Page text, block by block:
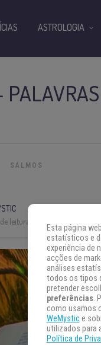
SALMOS
leitura:
ASTROLOGIA
Esta página
estatísticos e
experiência de
acções de
análises
todos os tipos
pretender
preferências.
como usamos
WeMystice
utilizados para
Política de